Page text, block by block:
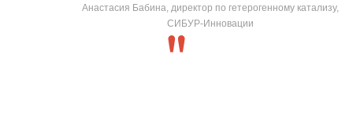
Анастасия Бабина, директор по гетерогенному катализу,
СИБУР-Инновации